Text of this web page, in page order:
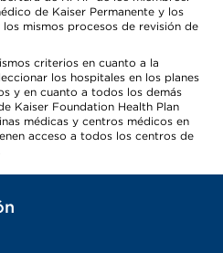
de Kaiser Permanente y los
mismos procesos de revisión de
criterios en cuanto a la
los hospitales en los planes
y en cuanto a todos los demás
Kaiser Foundation Health Plan
médicas y centros médicos en
acceso a todos los centros de